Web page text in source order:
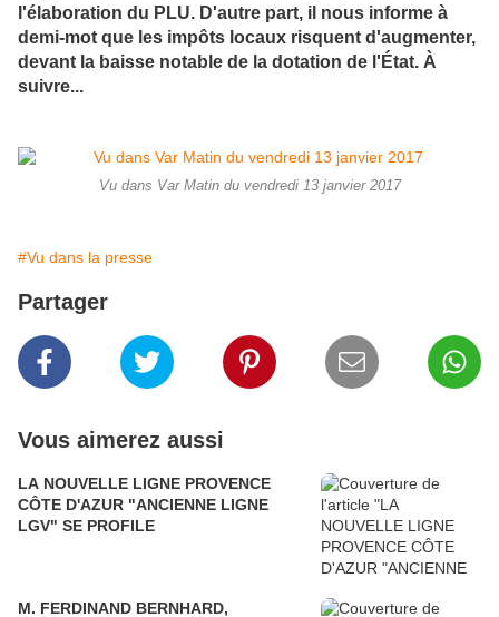
l'élaboration du PLU. D'autre part, il nous informe à
demi-mot que les impôts locaux risquent d'augmenter,
devant la baisse notable de la dotation de l'État. À
suivre...
Vu dans Var Matin du vendredi 13 janvier 2017
#Vu dans la presse
Partager
Vous aimerez aussi
LA NOUVELLE LIGNE PROVENCE
CÔTE D'AZUR "ANCIENNE LIGNE
LGV" SE PROFILE
M. FERDINAND BERNHARD,